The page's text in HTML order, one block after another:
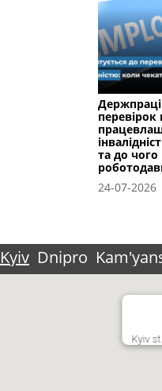
Держпраці
та до чого
24-07-2026
Kyiv Dnipro
Kyiv